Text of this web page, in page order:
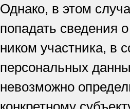
Однако, в этом
попадать сведения
ником участника, в
персональных
невозможно